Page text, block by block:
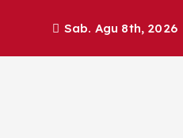
Sab. Agu 8th, 2026